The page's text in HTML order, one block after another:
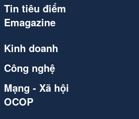
Tin tiêu điểm
Emagazine
Kinh doanh
Công nghệ
Mạng - Xã hội
OCOP